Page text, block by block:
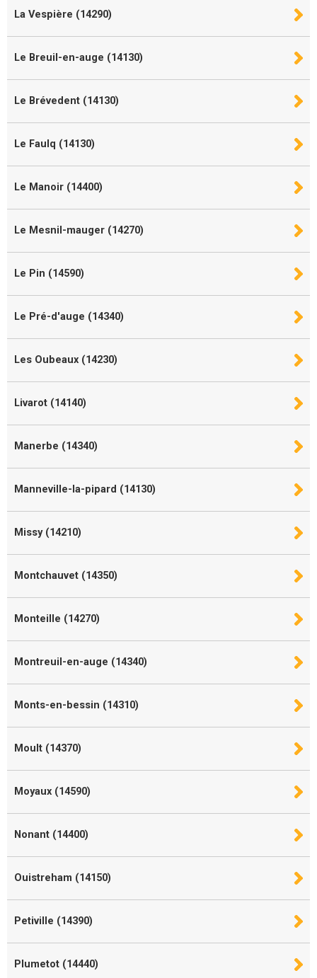
La Vespière (14290)
Le Breuil-en-auge (14130)
Le Brévedent (14130)
Le Faulq (14130)
Le Manoir (14400)
Le Mesnil-mauger (14270)
Le Pin (14590)
Le Pré-d'auge (14340)
Les Oubeaux (14230)
Livarot (14140)
Manerbe (14340)
Manneville-la-pipard (14130)
Missy (14210)
Montchauvet (14350)
Monteille (14270)
Montreuil-en-auge (14340)
Monts-en-bessin (14310)
Moult (14370)
Moyaux (14590)
Nonant (14400)
Ouistreham (14150)
Petiville (14390)
Plumetot (14440)